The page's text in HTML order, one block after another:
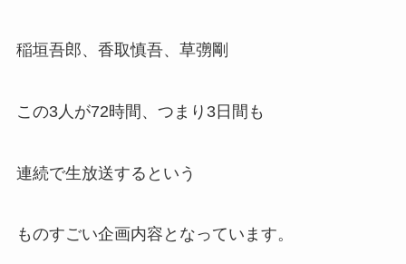
稲垣吾郎、香取慎吾、草彅剛
この3人が72時間、つまり3日間も
連続で生放送するという
ものすごい企画内容となっています。